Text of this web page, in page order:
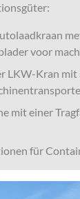
voor
LKW-Kran
mit einer
für